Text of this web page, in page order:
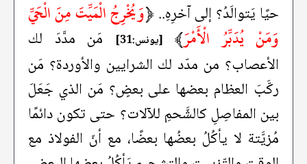
حيًا يَتوالَدُ؟ إلى آخرِهِ.. ﴿وَيُخْرِجُ الْمَيِّتَ مِنَ الْحَيِّ
وَمَنْ يُدَبِّرُ الْأَمْرَ﴾ [يونس:31]
مَن مدَّدَ لك
الأعصاب؟ من مدّد لك الشرايين والأوردة؟ مَن
ركَّبَ العظام بعضها على بعضٍ؟ مَن الذي جَعَلَ
بين المفاصِلِ كالشَّحمِ للآلات؟ حتى تكون دائمًا
مُزيَّتة لا يأكُلُ بعضُها بعضًا، مع أنّ الفولاذ مع